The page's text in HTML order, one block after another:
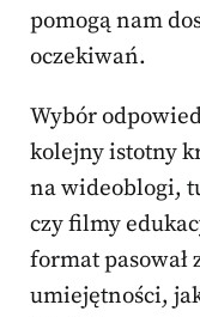
pomogą nam
oczekiwań.
Wybór
kolejny istotny
na wideoblogi,
czy filmy
format pasował
umiejętności,